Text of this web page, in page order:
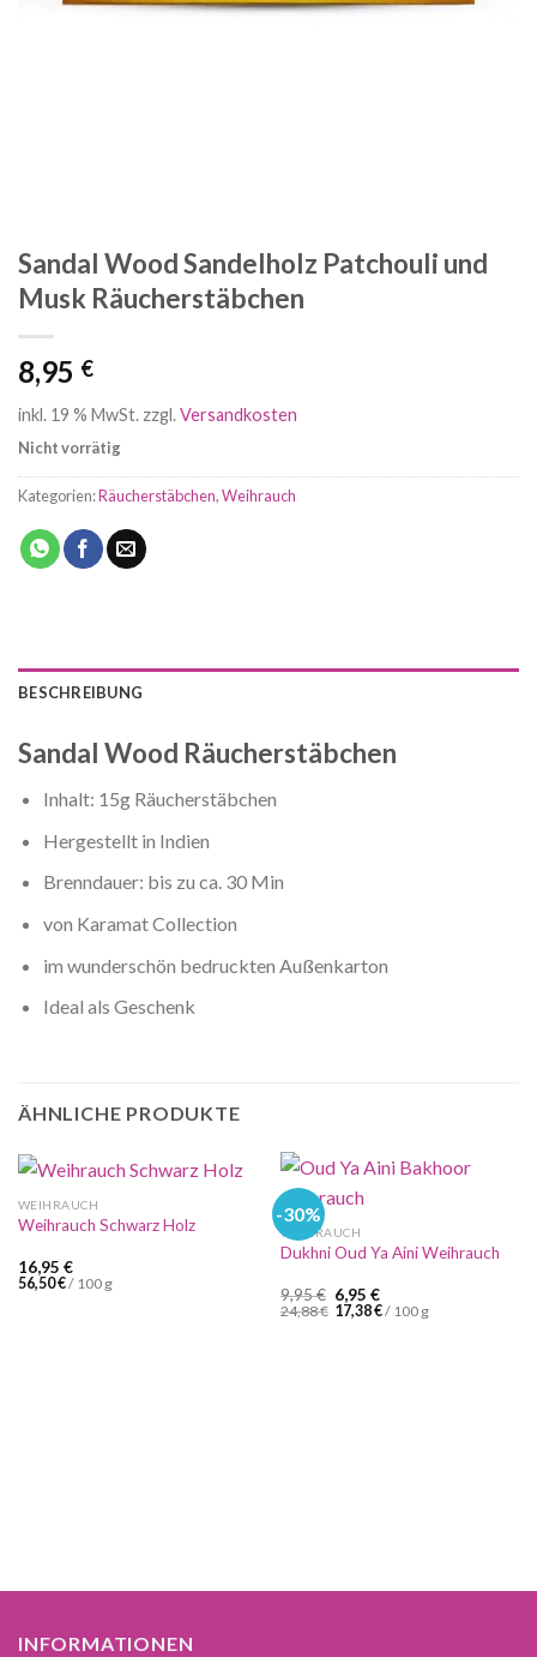
Sandal Wood Sandelholz Patchouli und
Musk Räucherstäbchen
8,95 €
inkl. 19 % MwSt. zzgl.Versandkosten
Nicht vorrätig
Kategorien:Räucherstäbchen,Weihrauch
BESCHREIBUNG
Sandal Wood Räucherstäbchen
Inhalt: 15g Räucherstäbchen
Hergestellt in Indien
Brenndauer: bis zu ca. 30 Min
von Karamat Collection
im wunderschön bedruckten Außenkarton
Ideal als Geschenk
ÄHNLICHE PRODUKTE
WEIHRAUCH
Weihrauch Schwarz Holz
16,95 €
56,50€/ 100 g
-30%
WEIHRAUCH
Dukhni Oud Ya Aini Weihrauch
9,95€ Ursprünglicher
Preis
war:
6,95 €Aktueller
Preis
24,88€ 17,38€/ 100 g
INFORMATIONEN